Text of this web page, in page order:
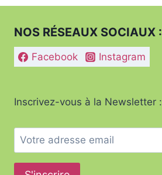
NOS RÉSEAUX SOCIAUX :
Facebook Instagram
Inscrivez-vous à la Newsletter :